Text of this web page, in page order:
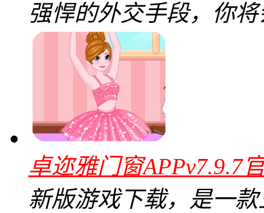
强悍的外交手段，你
卓迩雅门窗APPv7.9.7
新版游戏下载，是一